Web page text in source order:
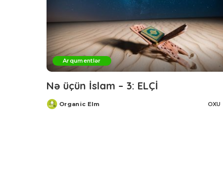
Arqumentlər
Nə üçün İslam – 3: ELÇİ
Posted
Organic Elm OXU